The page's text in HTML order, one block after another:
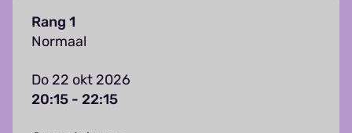
Rang 1
Normaal
Do 22 okt 2026
20:15 - 22:15